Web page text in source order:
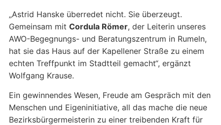
„Astrid Hanske überredet nicht. Sie überzeugt.
Gemeinsam mit Cordula Römer, der Leiterin unseres
AWO-Begegnungs- und Beratungszentrum in Rumeln,
hat sie das Haus auf der Kapellener Straße zu einem
echten Treffpunkt im Stadtteil gemacht“, ergänzt
Wolfgang Krause.
Ein gewinnendes Wesen, Freude am Gespräch mit den
Menschen und Eigeninitiative, all das mache die neue
Bezirksbürgermeisterin zu einer treibenden Kraft für